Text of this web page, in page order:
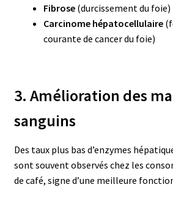
Fibrose(durcissement du foie)
Carcinome hépatocellulaire
courante de cancer du foie)
3. Amélioration des
sanguins
Des taux plus bas d’enzymes
sont souvent observés chez les
de café, signe d’une meilleure